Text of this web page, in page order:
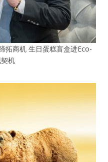
拓商机 生日蛋糕盲盒进Eco-
机